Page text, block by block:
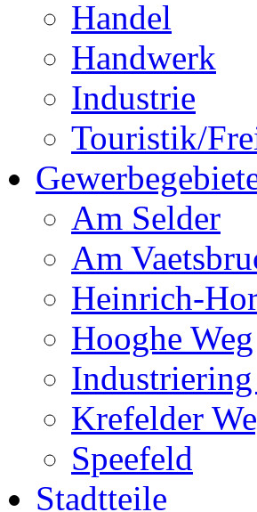
Handel
Handwerk
Industrie
Touristik/
Am Selder
Am
Heinrich-
Hooghe Weg
Krefelder
Speefeld
Stadtteile